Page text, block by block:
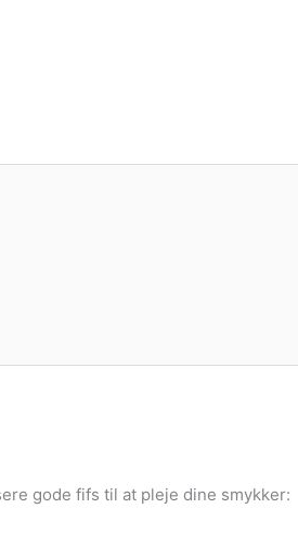
gode fifs til at pleje dine smykker: